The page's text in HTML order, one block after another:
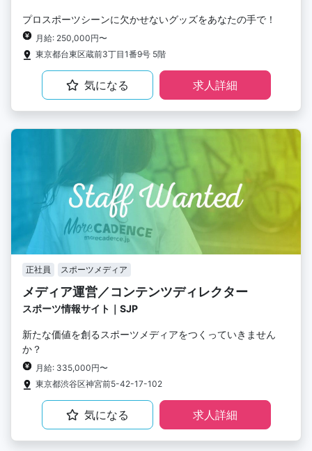
プロスポーツシーンに欠かせないグッズをあなたの手で！
月給: 250,000円〜
東京都台東区蔵前3丁目1番9号 5階
気になる 求人詳細
正社員 スポーツメディア
メディア運営／コンテンツディレクター
スポーツ情報サイト｜SJP
新たな価値を創るスポーツメディアをつくっていきません
か？
月給: 335,000円〜
東京都渋谷区神宮前5-42-17-102
気になる 求人詳細